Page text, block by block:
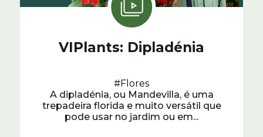
VIPlants: Dipladénia
#Flores
A dipladénia, ou Mandevilla, é uma
trepadeira florida e muito versátil que
pode usar no jardim ou em...